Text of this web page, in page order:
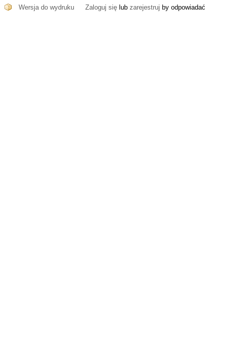
Wersja do wydruku Zaloguj sięlub zarejestruj by odpowiadać